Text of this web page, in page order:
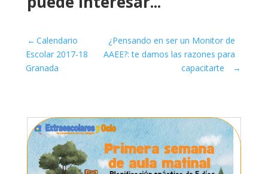
←Calendario
Escolar 2017-18
Granada
¿Pensando en ser un Monitor de
AAEE?: te damos las razones para
capacitarte
→